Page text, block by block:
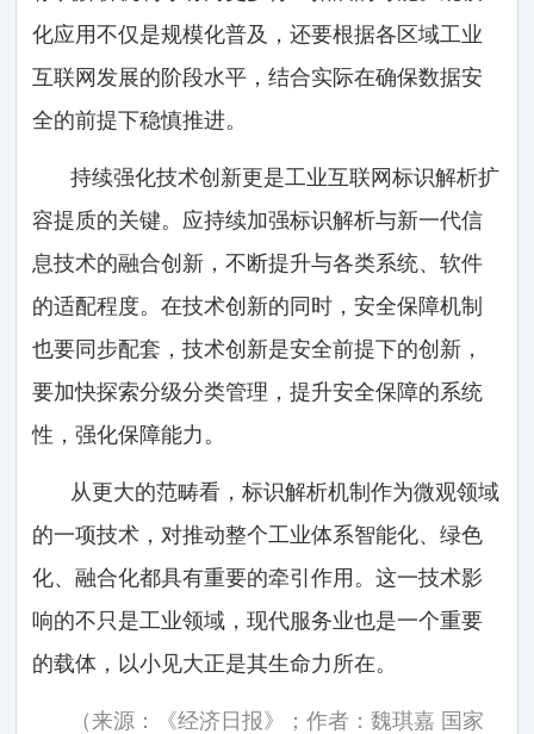
化应用不仅是规模化普及，还要根据各区域工业
互联网发展的阶段水平，结合实际在确保数据安
全的前提下稳慎推进。
持续强化技术创新更是工业互联网标识解析扩
容提质的关键。应持续加强标识解析与新一代信
息技术的融合创新，不断提升与各类系统、软件
的适配程度。在技术创新的同时，安全保障机制
也要同步配套，技术创新是安全前提下的创新，
要加快探索分级分类管理，提升安全保障的系统
性，强化保障能力。
从更大的范畴看，标识解析机制作为微观领域
的一项技术，对推动整个工业体系智能化、绿色
化、融合化都具有重要的牵引作用。这一技术影
响的不只是工业领域，现代服务业也是一个重要
的载体，以小见大正是其生命力所在。
（来源：《经济日报》；作者：魏琪嘉 国家